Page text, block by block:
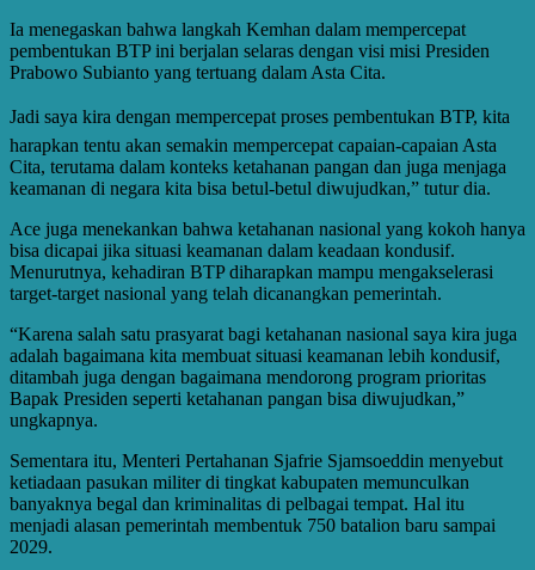
Ia menegaskan bahwa langkah Kemhan dalam mempercepat
pembentukan BTP ini berjalan selaras dengan visi misi Presiden
Prabowo Subianto yang tertuang dalam Asta Cita.
Jadi saya kira dengan mempercepat proses pembentukan BTP, kita
harapkan tentu akan semakin mempercepat capaian-capaian Asta
Cita, terutama dalam konteks ketahanan pangan dan juga menjaga
keamanan di negara kita bisa betul-betul diwujudkan,” tutur dia.
Ace juga menekankan bahwa ketahanan nasional yang kokoh hanya
bisa dicapai jika situasi keamanan dalam keadaan kondusif.
Menurutnya, kehadiran BTP diharapkan mampu mengakselerasi
target-target nasional yang telah dicanangkan pemerintah.
“Karena salah satu prasyarat bagi ketahanan nasional saya kira juga
adalah bagaimana kita membuat situasi keamanan lebih kondusif,
ditambah juga dengan bagaimana mendorong program prioritas
Bapak Presiden seperti ketahanan pangan bisa diwujudkan,”
ungkapnya.
Sementara itu, Menteri Pertahanan Sjafrie Sjamsoeddin menyebut
ketiadaan pasukan militer di tingkat kabupaten memunculkan
banyaknya begal dan kriminalitas di pelbagai tempat. Hal itu
menjadi alasan pemerintah membentuk 750 batalion baru sampai
2029.